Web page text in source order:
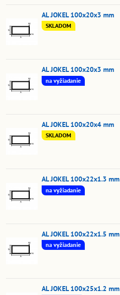
AL JOKEL 100x20x3 mm
SKLADOM
AL JOKEL 100x20x3 mm
na vyžiadanie
AL JOKEL 100x20x4 mm
SKLADOM
AL JOKEL 100x22x1.3 mm
na vyžiadanie
AL JOKEL 100x22x1.5 mm
na vyžiadanie
AL JOKEL 100x25x1.2 mm